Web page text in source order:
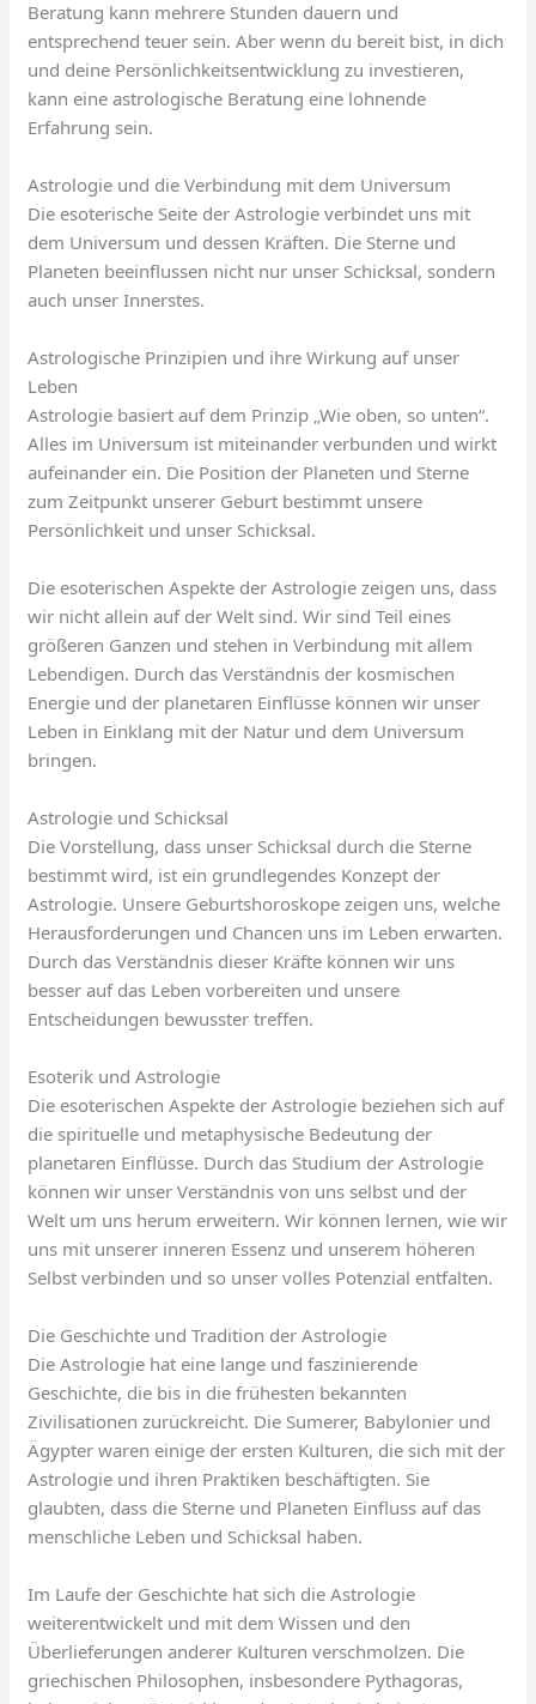
Beratung kann mehrere Stunden dauern und
entsprechend teuer sein. Aber wenn du bereit bist, in dich
und deine Persönlichkeitsentwicklung zu investieren,
kann eine astrologische Beratung eine lohnende
Erfahrung sein.
Astrologie und die Verbindung mit dem Universum
Die esoterische Seite der Astrologie verbindet uns mit
dem Universum und dessen Kräften. Die Sterne und
Planeten beeinflussen nicht nur unser Schicksal, sondern
auch unser Innerstes.
Astrologische Prinzipien und ihre Wirkung auf unser
Leben
Astrologie basiert auf dem Prinzip „Wie oben, so unten“.
Alles im Universum ist miteinander verbunden und wirkt
aufeinander ein. Die Position der Planeten und Sterne
zum Zeitpunkt unserer Geburt bestimmt unsere
Persönlichkeit und unser Schicksal.
Die esoterischen Aspekte der Astrologie zeigen uns, dass
wir nicht allein auf der Welt sind. Wir sind Teil eines
größeren Ganzen und stehen in Verbindung mit allem
Lebendigen. Durch das Verständnis der kosmischen
Energie und der planetaren Einflüsse können wir unser
Leben in Einklang mit der Natur und dem Universum
bringen.
Astrologie und Schicksal
Die Vorstellung, dass unser Schicksal durch die Sterne
bestimmt wird, ist ein grundlegendes Konzept der
Astrologie. Unsere Geburtshoroskope zeigen uns, welche
Herausforderungen und Chancen uns im Leben erwarten.
Durch das Verständnis dieser Kräfte können wir uns
besser auf das Leben vorbereiten und unsere
Entscheidungen bewusster treffen.
Esoterik und Astrologie
Die esoterischen Aspekte der Astrologie beziehen sich auf
die spirituelle und metaphysische Bedeutung der
planetaren Einflüsse. Durch das Studium der Astrologie
können wir unser Verständnis von uns selbst und der
Welt um uns herum erweitern. Wir können lernen, wie wir
uns mit unserer inneren Essenz und unserem höheren
Selbst verbinden und so unser volles Potenzial entfalten.
Die Geschichte und Tradition der Astrologie
Die Astrologie hat eine lange und faszinierende
Geschichte, die bis in die frühesten bekannten
Zivilisationen zurückreicht. Die Sumerer, Babylonier und
Ägypter waren einige der ersten Kulturen, die sich mit der
Astrologie und ihren Praktiken beschäftigten. Sie
glaubten, dass die Sterne und Planeten Einfluss auf das
menschliche Leben und Schicksal haben.
Im Laufe der Geschichte hat sich die Astrologie
weiterentwickelt und mit dem Wissen und den
Überlieferungen anderer Kulturen verschmolzen. Die
griechischen Philosophen, insbesondere Pythagoras,